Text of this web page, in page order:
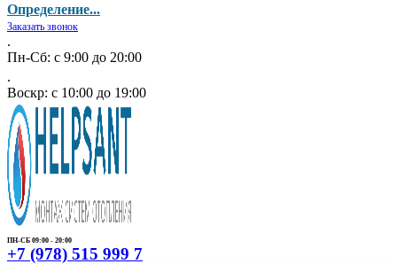
Определение...
Заказать звонок
.
Пн-Сб: с 9:00 до 20:00
.
Воскр: с 10:00 до 19:00
ПН-СБ 09:00 - 20:00
+7 (978) 515 999 7